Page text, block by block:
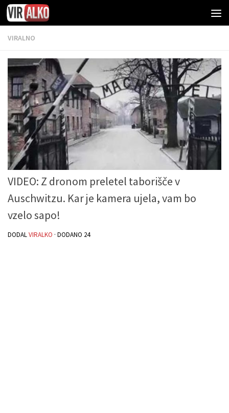
VIRALNO
VIDEO: Z dronom preletel taborišče v
Auschwitzu. Kar je kamera ujela, vam bo
vzelo sapo!
DODALVIRALKO · DODANO 24